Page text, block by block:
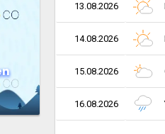
13.08.2026
14.08.2026
15.08.2026
16.08.2026